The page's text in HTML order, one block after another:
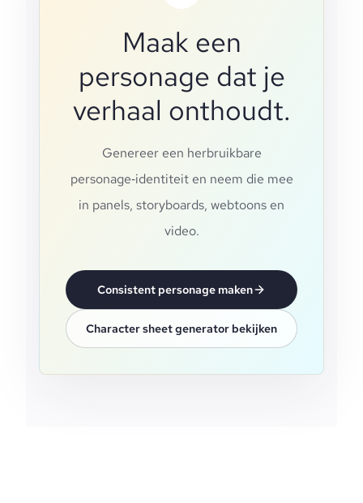
Maak een
personage dat je
verhaal onthoudt.
Genereer een herbruikbare
personage‑identiteit en neem die mee
in panels, storyboards, webtoons en
video.
Consistent personage maken
Character sheet generator bekijken